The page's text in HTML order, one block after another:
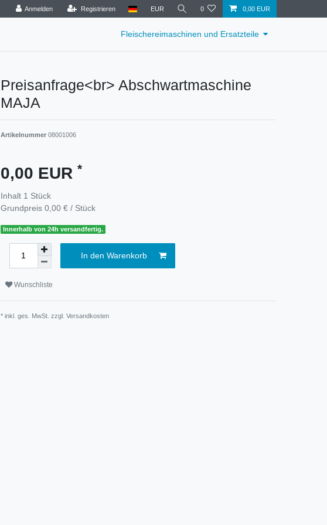
Anmelden Registrieren EUR 0 0,00 EUR
Fleischereimaschinen und Ersatzteile
Preisanfrage<br> Abschwartmaschine
MAJA
Artikelnummer 08001006
0,00 EUR *
Inhalt 1 Stück
Grundpreis 0,00 € / Stück
Innerhalb von 24h versandfertig.
In den Warenkorb
Wunschliste
* inkl. ges. MwSt. zzgl. Versandkosten